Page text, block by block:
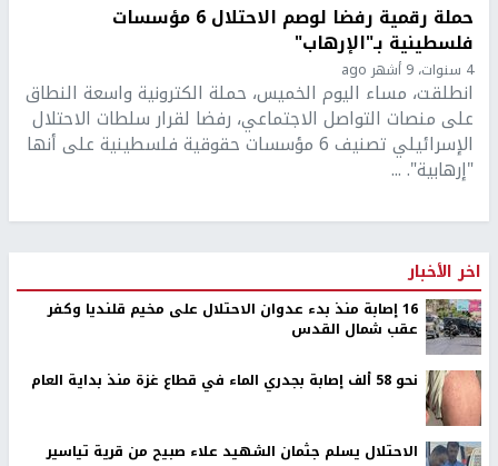
حملة رقمية رفضا لوصم الاحتلال 6 مؤسسات
فلسطينية بـ"الإرهاب"
4 سنوات، 9 أشهر ago
انطلقت، مساء اليوم الخميس، حملة الكترونية واسعة النطاق
على منصات التواصل الاجتماعي، رفضا لقرار سلطات الاحتلال
الإسرائيلي تصنيف 6 مؤسسات حقوقية فلسطينية على أنها
"إرهابية". ...
اخر الأخبار
16 إصابة منذ بدء عدوان الاحتلال على مخيم قلنديا وكفر
عقب شمال القدس
نحو 58 ألف إصابة بجدري الماء في قطاع غزة منذ بداية العام
الاحتلال يسلم جثمان الشهيد علاء صبيح من قرية تياسير